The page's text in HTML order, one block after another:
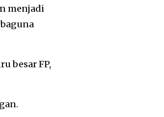
menjadi
besar FP,